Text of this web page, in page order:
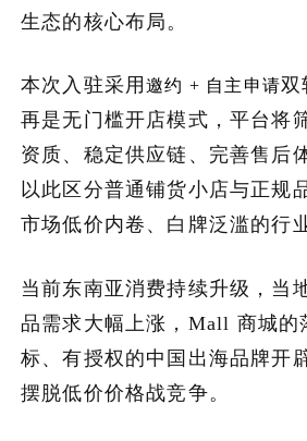
商务合作
关于我们
加入潮域
生态的核心布局。
本次入驻采用邀约 + 自主申请双
再是无门槛开店模式，平台将
资质、稳定供应链、完善售后
以此区分普通铺货小店与正规
市场低价内卷、白牌泛滥的行
当前东南亚消费持续升级，当
品需求大幅上涨，Mall 商城的
标、有授权的中国出海品牌开
摆脱低价价格战竞争。